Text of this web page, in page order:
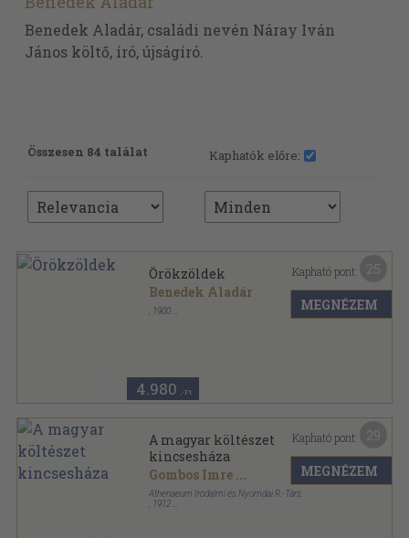
Benedek Aladár, családi nevén Náray Iván
János költő, író, újságíró.
Összesen 84 találat Kaphatók előre:
Örökzöldek
Benedek Aladár
1900
4.980 ,-Ft
Kapható pont:
MEGNÉZEM
A magyar költészet
kincsesháza
Gombos Imre ...
Athenaeum Irodalmi és Nyomdai R.-Társ.
1912
Kapható pont:
MEGNÉZEM